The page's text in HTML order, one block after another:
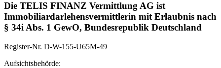
Die TELIS FINANZ Vermittlung AG ist
Immobiliardarlehensvermittlerin mit Erlaubnis nach
§ 34i Abs. 1 GewO, Bundesrepublik Deutschland
Register-Nr. D-W-155-U65M-49
Aufsichtsbehörde: